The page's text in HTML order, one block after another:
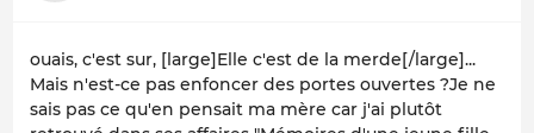
ouais, c'est sur, [large]Elle c'est de la merde[/large]...
Mais n'est-ce pas enfoncer des portes ouvertes ?Je ne
sais pas ce qu'en pensait ma mère car j'ai plutôt